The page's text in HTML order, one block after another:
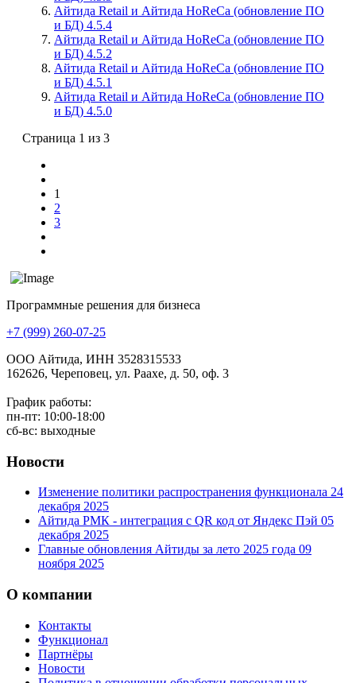
Айтида Retail и Айтида HoReCa (обновление ПО
и БД) 4.5.4
Айтида Retail и Айтида HoReCa (обновление ПО
и БД) 4.5.2
Айтида Retail и Айтида HoReCa (обновление ПО
и БД) 4.5.1
Айтида Retail и Айтида HoReCa (обновление ПО
и БД) 4.5.0
Страница 1 из 3
1
2
3
Программные решения для бизнеса
+7 (999) 260-07-25
ООО Айтида, ИНН 3528315533
162626, Череповец, ул. Раахе, д. 50, оф. 3
График работы:
пн-пт: 10:00-18:00
сб-вс: выходные
Новости
Изменение политики распространения функционала 24
декабря 2025
Айтида РМК - интеграция с QR код от Яндекс Пэй 05
декабря 2025
Главные обновления Айтиды за лето 2025 года 09
ноября 2025
О компании
Контакты
Функционал
Партнёры
Новости